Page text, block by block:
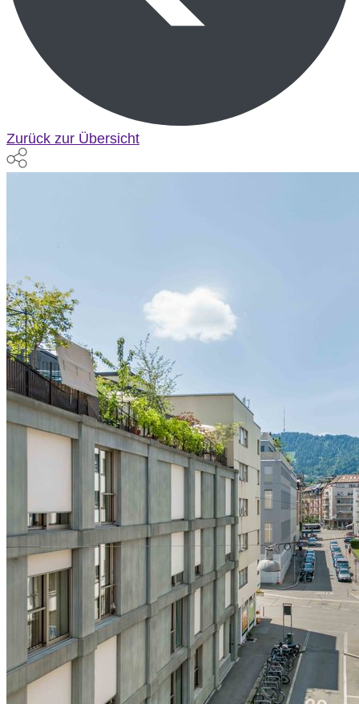
Zurück zur Übersicht